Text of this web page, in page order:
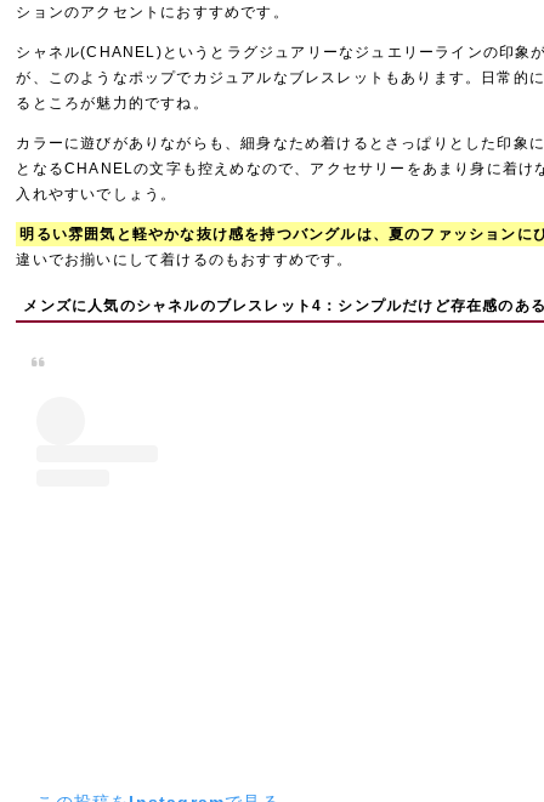
ションのアクセントにおすすめです。
シャネル(CHANEL)というとラグジュアリーなジュエリーラインの印象
が、このようなポップでカジュアルなブレスレットもあります。日常的
るところが魅力的ですね。
カラーに遊びがありながらも、細身なため着けるとさっぱりとした印象
となるCHANELの文字も控えめなので、アクセサリーをあまり身に着け
入れやすいでしょう。
明るい雰囲気と軽やかな抜け感を持つバングルは、夏のファッションに
違いでお揃いにして着けるのもおすすめです。
メンズに人気のシャネルのブレスレット4：シンプルだけど存在感のあ